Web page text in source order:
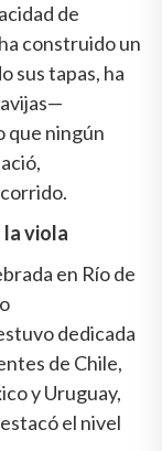
de
construido un
sus tapas, ha
que ningún
la viola
en Río de
dedicada
de Chile,
y Uruguay,
el nivel